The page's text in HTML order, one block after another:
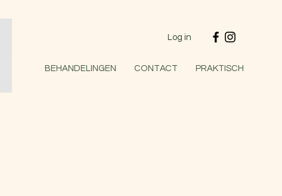
Log in
BEHANDELINGEN CONTACT PRAKTISCH